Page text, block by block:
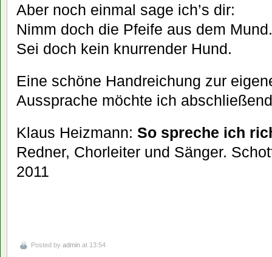
Aber noch einmal sage ich’s dir:
Nimm doch die Pfeife aus dem Mund.
Sei doch kein knurrender Hund.
Eine schöne Handreichung zur
Aussprache möchte ich
Klaus Heizmann: So spreche ich
Redner, Chorleiter und Sänger.
2011
Posted by admin at 13:54